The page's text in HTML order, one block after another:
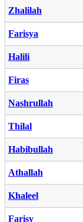
Zhalilah
Farisya
Halili
Firas
Nashrullah
Thilal
Habibullah
Athallah
Khaleel
Farisy